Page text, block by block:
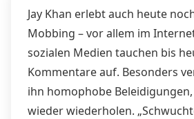
Jay Khan erlebt auch heute
Mobbing – vor allem im
sozialen Medien tauchen bis
Kommentare auf. Besonders
ihn homophobe
wieder wiederholen.